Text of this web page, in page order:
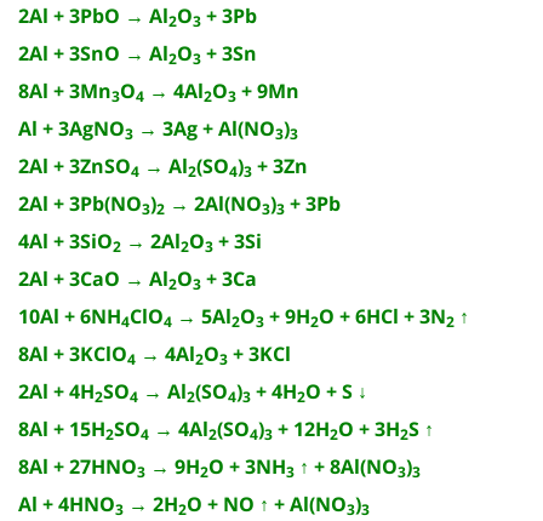
2Al + 3PbO → Al2O3 + 3Pb
2Al + 3SnO → Al2O3 + 3Sn
8Al + 3Mn3O4 → 4Al2O3 + 9Mn
Al + 3AgNO3 → 3Ag + Al(NO3)3
2Al + 3ZnSO4 → Al2(SO4)3 + 3Zn
2Al + 3Pb(NO3)2 → 2Al(NO3)3 + 3Pb
4Al + 3SiO2 → 2Al2O3 + 3Si
2Al + 3CaO → Al2O3 + 3Ca
10Al + 6NH4ClO4 → 5Al2O3 + 9H2O + 6HCl + 3N2 ↑
8Al + 3KClO4 → 4Al2O3 + 3KCl
2Al + 4H2SO4 → Al2(SO4)3 + 4H2O + S ↓
8Al + 15H2SO4 → 4Al2(SO4)3 + 12H2O + 3H2S ↑
8Al + 27HNO3 → 9H2O + 3NH3 ↑ + 8Al(NO3)3
Al + 4HNO3 → 2H2O + NO ↑ + Al(NO3)3